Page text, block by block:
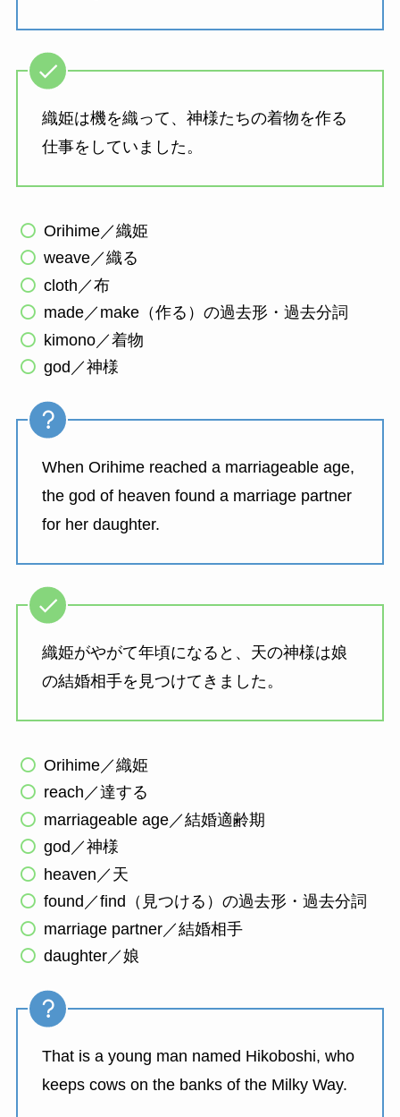
織姫は機を織って、神様たちの着物を作る
仕事をしていました。
Orihime／織姫
weave／織る
cloth／布
made／make（作る）の過去形・過去分詞
kimono／着物
god／神様
When Orihime reached a marriageable age,
the god of heaven found a marriage partner
for her daughter.
織姫がやがて年頃になると、天の神様は娘
の結婚相手を見つけてきました。
Orihime／織姫
reach／達する
marriageable age／結婚適齢期
god／神様
heaven／天
found／find（見つける）の過去形・過去分詞
marriage partner／結婚相手
daughter／娘
That is a young man named Hikoboshi, who
keeps cows on the banks of the Milky Way.